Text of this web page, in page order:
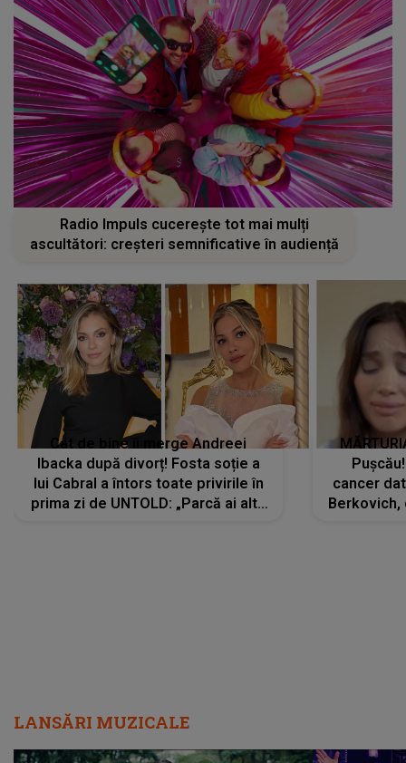
Radio Impuls cucerește tot mai mulți
ascultători: creșteri semnificative în audiență
Cât de bine îi merge Andreei
Ibacka după divorț! Fosta soție a
lui Cabral a întors toate privirile în
prima zi de UNTOLD: „Parcă ai altă
cancer
LANSĂRI MUZICALE